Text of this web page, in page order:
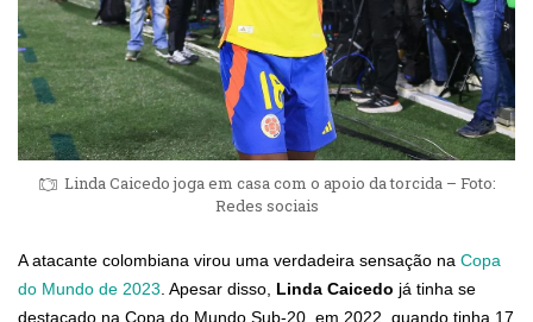
Linda Caicedo joga em casa com o apoio da torcida – Foto:
Redes sociais
A atacante colombiana virou uma verdadeira sensação na Copa
do Mundo de 2023. Apesar disso, Linda Caicedo já tinha se
destacado na Copa do Mundo Sub-20, em 2022, quando tinha 17